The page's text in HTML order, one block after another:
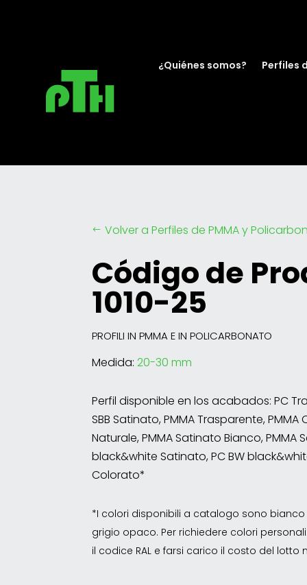
¿Quiénes somos? Perfiles
# Volver a Perfiles de PMMA y
Código de
1010-25
PROFILI IN PMMA E IN POLICARBONATO
Medida:20-30 mm
Perfil disponible en los acabados: PC
SBB Satinato, PMMA Trasparente, PMMA
Naturale, PMMA Satinato Bianco, PMMA
black&white Satinato, PC BW
Colorato*
*I colori disponibili a catalogo sono
grigio opaco. Per richiedere colori
il codice RAL e farsi carico il costo del lotto